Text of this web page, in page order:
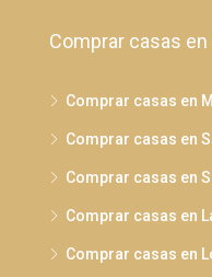
Comprar casas
Comprar casas en
Comprar casas en
Comprar casas en
Comprar casas en
Comprar casas en